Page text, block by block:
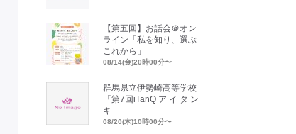
【第五回】お話会＠オン
ライン「私を知り、選ぶ
これから」
08/14(金)20時00分〜
群馬県立伊勢崎高等学校
「第7回iTanQ ア イ タ ン
キ
08/20(木)10時00分〜